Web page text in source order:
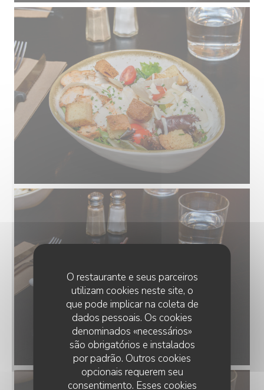
O restaurante e seus parceiros
utilizam cookies neste site, o
que pode implicar na coleta de
dados pessoais. Os cookies
denominados «necessários»
são obrigatórios e instalados
por padrão. Outros cookies
opcionais requerem seu
consentimento. Esses cookies